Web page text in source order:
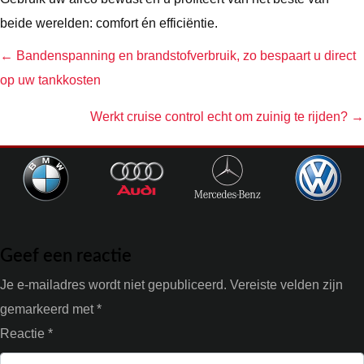
beide werelden: comfort én efficiëntie.
Posts
← Bandenspanning en brandstofverbruik, zo bespaart u direct
op uw tankkosten
Werkt cruise control echt om zuinig te rijden? →
Geef een reactie
Je e-mailadres wordt niet gepubliceerd. Vereiste velden zijn
gemarkeerd met*
Reactie *